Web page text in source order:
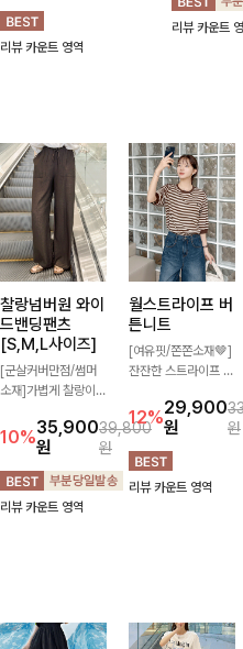
이며, 데님부터 슬랙스까지 매
치만으로도 분위기 있는 스타
일이 완성됩니다🌸
리뷰 카운트 영역
을 완성해드
리뷰 카운트
찰랑넘버원 와이
드밴딩팬츠
[S,M,L사이즈]
[군살커버만점/썸머
소재]가볍게 찰랑이는
드 핏으로 하루 종일
편안하게 착용하실 수
있는 팬츠입니다 🖤
✨ 허리 전체 밴딩과
스트링 디테일로 안정
10%35,900
원
39,800
원
리뷰 카운트 영역
월스트라이프 버
튼니트
[여유핏/쫀쫀소재🤎]
잔잔한 스트라이프 패
더해져 캐주얼하면서
도 세련된 무드를 연
출해주는 니트- 가볍
고 부드러운 착용감으
로 단독은 물론 데일
12%29,900
원
원
리뷰 카운트 영역